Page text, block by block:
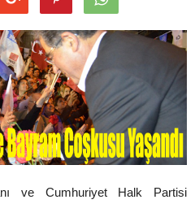
ve Cumhuriyet Halk Partisi